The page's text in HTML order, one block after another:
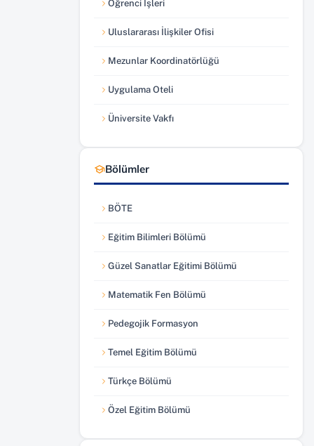
Öğrenci İşleri
(yeni sekmede açılır)
Uluslararası İlişkiler Ofisi
(yeni sekmede açılır)
Mezunlar Koordinatörlüğü
(yeni sekmede açılır)
Uygulama Oteli
(yeni sekmede açılır)
Üniversite Vakfı
(yeni sekmede açılır)
Bölümler
BÖTE
Eğitim Bilimleri Bölümü
Güzel Sanatlar Eğitimi Bölümü
Matematik Fen Bölümü
Pedegojik Formasyon
Temel Eğitim Bölümü
Türkçe Bölümü
Özel Eğitim Bölümü